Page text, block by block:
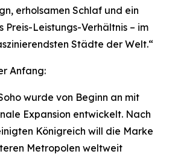
erholsamen Schlaf und ein
Preis-Leistungs-Verhältnis – im
Städte der Welt.“
Anfang:
wurde von Beginn an mit
Expansion entwickelt. Nach
Königreich will die Marke
Metropolen weltweit